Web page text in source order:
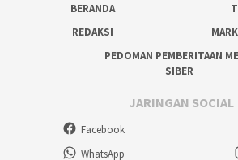
BERANDA
REDAKSI
PEDOMAN PEMBERITAAN
SIBER
JARINGAN SOCIAL
Facebook
WhatsApp